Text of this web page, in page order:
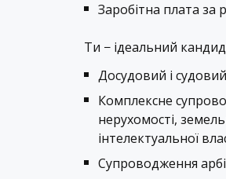
Заробітна плата за
Ти − ідеальний
Досудовий і судовий
Комплексне
нерухомості,
інтелектуальної
Супроводження